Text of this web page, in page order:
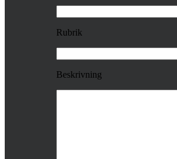
Rubrik
Beskrivning